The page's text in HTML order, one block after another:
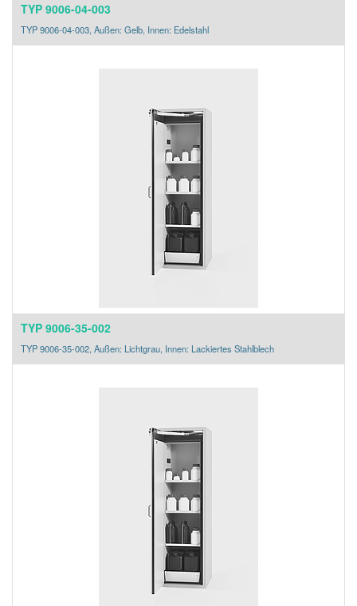
TYP 9006-04-003
TYP 9006-04-003, Außen: Gelb, Innen: Edelstahl
TYP 9006-35-002
TYP 9006-35-002, Außen: Lichtgrau, Innen: Lackiertes Stahlblech